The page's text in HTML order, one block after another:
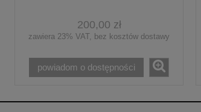
200,00 zł
zawiera 23% VAT, bez kosztów dostawy
powiadom o dostępności